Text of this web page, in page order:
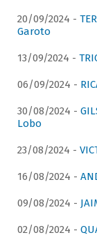
20/09/2024 -
Garoto
13/09/2024 -
06/09/2024 -
30/08/2024 -
Lobo
23/08/2024 -
16/08/2024 -
09/08/2024 -
02/08/2024 -